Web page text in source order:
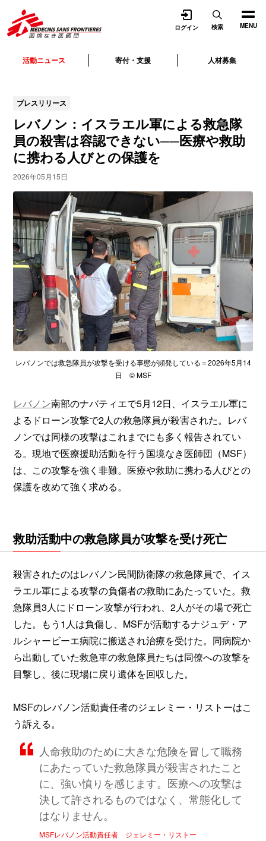
MENU
活動ニュース 寄付・支援 人材募集
ログイン 検索
プレスリリース
レバノン：イスラエル軍による救急隊
員の殺害は容認できない──医療や救助
に携わる人びとの保護を
2026年05月15日
レバノンでは救急隊員が攻撃を受ける事態が頻発している＝2026年5月14
日 © MSF
レバノン南部のナバティエで5月12日、イスラエル軍に
よるドローン攻撃で2人の救急隊員が殺害された。レバ
ノンでは同様の攻撃はこれまでにも多く報告されてい
る。現地で医療援助活動を行う国境なき医師団（MSF）
は、この攻撃を強く非難。医療や救助に携わる人びとの
保護を改めて強く求める。
救助活動中の救急隊員が攻撃を受け死亡
殺害されたのはレバノン民間防衛隊の救急隊員で、イス
ラエル軍による攻撃の負傷者の救助にあたっていた。救
急隊員3人にドローン攻撃が行われ、2人がその場で死亡
した。もう1人は負傷し、MSFが活動するナジュデ・ア
ルシャービーエ病院に搬送され治療を受けた。同病院か
ら出動していた救急車の救急隊員たちは同僚への攻撃を
目撃し、後に現場に戻り遺体を回収した。
MSFのレバノン活動責任者のジェレミー・リストーはこ
う訴える。
人命救助のために大きな危険を冒して職務
にあたっていた救急隊員が殺害されたこと
に、強い憤りを感じます。医療への攻撃は
決して許されるものではなく、常態化して
はなりません。
MSFレバノン活動責任者 ジェレミー・リストー